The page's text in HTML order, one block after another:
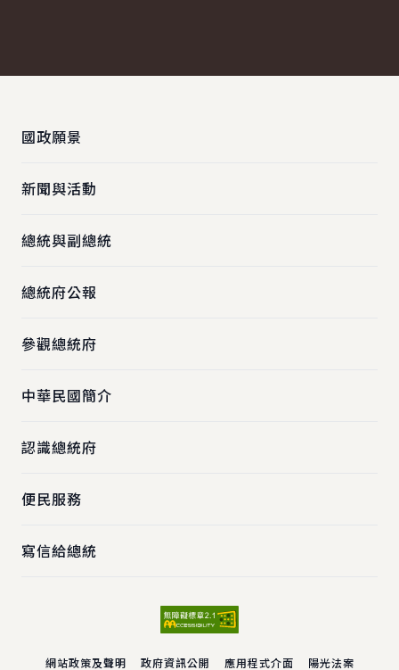
國政願景
新聞與活動
總統與副總統
總統府公報
參觀總統府
中華民國簡介
認識總統府
便民服務
寫信給總統
網站政策及聲明 政府資訊公開 應用程式介面 陽光法案